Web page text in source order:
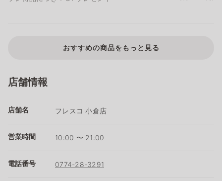
おすすめの商品をもっと見る
店舗情報
店舗名 フレスコ 小倉店
営業時間 10:00 〜 21:00
電話番号 0774-28-3291